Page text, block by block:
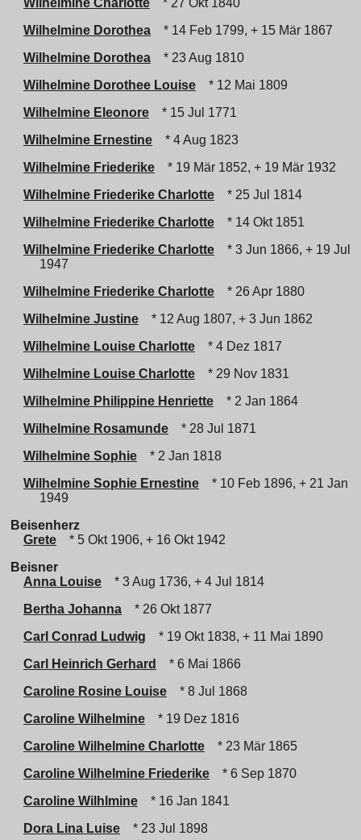
Wilhelmine Charlotte
* 27 Okt 1840
Wilhelmine Dorothea
* 14 Feb 1799, + 15 Mär 1867
Wilhelmine Dorothea
* 23 Aug 1810
Wilhelmine Dorothee Louise
* 12 Mai 1809
Wilhelmine Eleonore
* 15 Jul 1771
Wilhelmine Ernestine
* 4 Aug 1823
Wilhelmine Friederike
* 19 Mär 1852, + 19 Mär 1932
Wilhelmine Friederike Charlotte
* 25 Jul 1814
Wilhelmine Friederike Charlotte
* 14 Okt 1851
Wilhelmine Friederike Charlotte
* 3 Jun 1866, + 19 Jul
1947
Wilhelmine Friederike Charlotte
* 26 Apr 1880
Wilhelmine Justine
* 12 Aug 1807, + 3 Jun 1862
Wilhelmine Louise Charlotte
* 4 Dez 1817
Wilhelmine Louise Charlotte
* 29 Nov 1831
Wilhelmine Philippine Henriette
* 2 Jan 1864
Wilhelmine Rosamunde
* 28 Jul 1871
Wilhelmine Sophie
* 2 Jan 1818
Wilhelmine Sophie Ernestine
* 10 Feb 1896, + 21 Jan
1949
Beisenherz
Grete
* 5 Okt 1906, + 16 Okt 1942
Beisner
Anna Louise
* 3 Aug 1736, + 4 Jul 1814
Bertha Johanna
* 26 Okt 1877
Carl Conrad Ludwig
* 19 Okt 1838, + 11 Mai 1890
Carl Heinrich Gerhard
* 6 Mai 1866
Caroline Rosine Louise
* 8 Jul 1868
Caroline Wilhelmine
* 19 Dez 1816
Caroline Wilhelmine Charlotte
* 23 Mär 1865
Caroline Wilhelmine Friederike
* 6 Sep 1870
Caroline Wilhlmine
* 16 Jan 1841
Dora Lina Luise
* 23 Jul 1898